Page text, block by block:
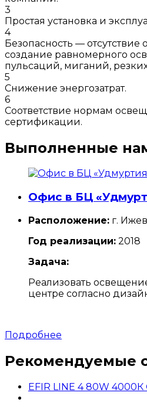
3
Простая установка и
4
Безопасность — отсутствие
создание равномерного
пульсаций, миганий,
5
Снижение энергозатрат.
6
Соответствие нормам
сертификации.
Выполненные
Офис в БЦ
Расположение: г.
Год реализации: 2018
Задача:
Реализовать
центре согласно
Подробнее
Рекомендуемые
EFIR LINE 4 80W 4000К